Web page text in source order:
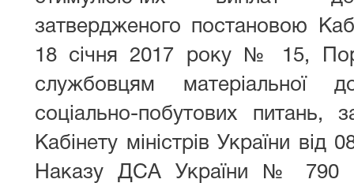
затвердженого постановою
18 січня 2017 року № 15,
службовцям матеріальної
соціально-побутових питань,
Кабінету міністрів України
Наказу ДСА України № 790